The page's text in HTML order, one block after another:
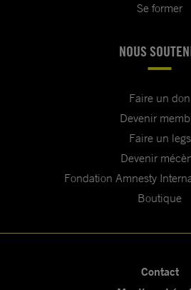
Se former
NOUS
Faire un don
Devenir
Faire un legs
Devenir
Fondation Amnesty
Boutique
Contact